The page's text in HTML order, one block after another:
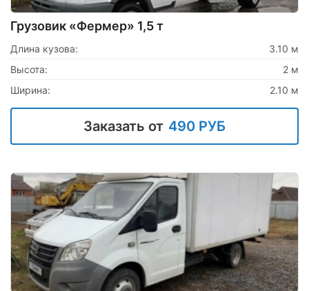
Грузовик «Фермер» 1,5 т
Длина кузова:
3.10 м
Высота:
2 м
Ширина:
2.10 м
Заказать от 490 РУБ